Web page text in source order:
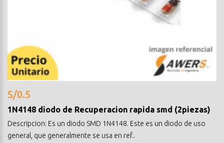
S/0.5
1N4148 diodo de Recuperacion rapida smd (2piezas)
Descripcion: Es un diodo SMD 1N4148. Este es un diodo de uso
general, que generalmente se usa en ref..